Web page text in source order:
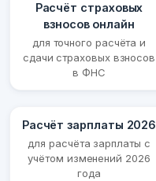
Расчёт страховых
взносов онлайн
для точного расчёта и
сдачи страховых взносов
в ФНС
Расчёт зарплаты 2026
для расчёта зарплаты с
учётом изменений 2026
года